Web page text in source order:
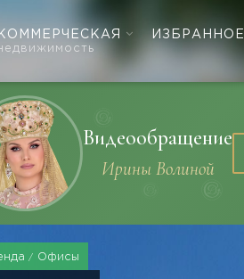
КОММЕРЧЕСКАЯ ИЗБРАННОЕ
Видеообращение
Ирины Волиной
Офисы